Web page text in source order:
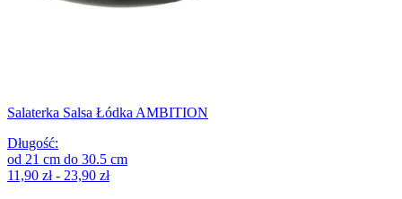
Salaterka Salsa Łódka AMBITION
Długość:
od 21 cm do 30.5 cm
11,90 zł - 23,90 zł